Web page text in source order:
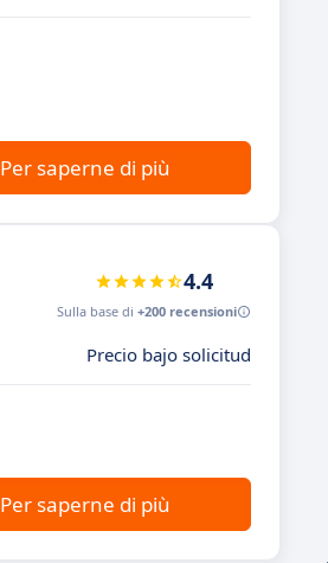
Per saperne di più
4.4
Sulla base di +200 recensioni
Precio bajo solicitud
Per saperne di più